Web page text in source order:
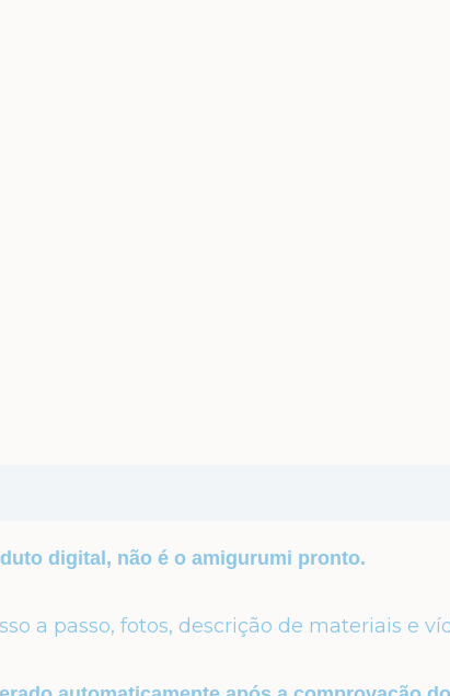
digital, não é o amigurumi pronto.
a passo, fotos, descrição de materiais e